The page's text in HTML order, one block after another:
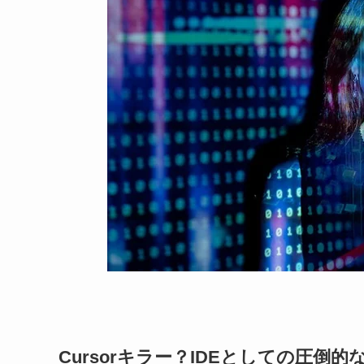
Cursorキラー？IDEとしての圧倒的